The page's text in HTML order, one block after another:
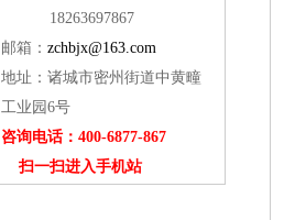
18263697867
邮箱： zchbjx@163.com
地址：诸城市密州街道中黄疃
工业园6号
咨询电话：400-6877-867
扫一扫进入手机站